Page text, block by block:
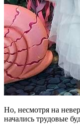
Но, несмотря на
начались трудовые